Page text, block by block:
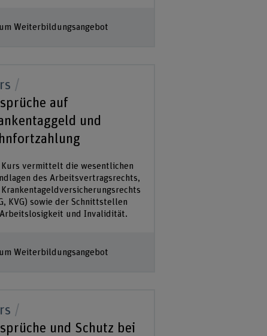
Weiterbildungsangebot
auf
und
Kurs vermittelt die wesentlichen
des Arbeitsvertragsrechts,
KVG) sowie der Schnittstellen
und Invalidität.
Weiterbildungsangebot
und Schutz bei